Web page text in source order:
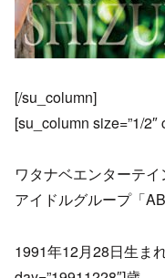
[/su_column]
[su_column size=”1/2″
ワタナベエンターテ
アイドルグループ「
1991年12月28日生ま